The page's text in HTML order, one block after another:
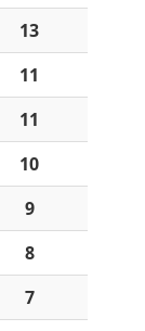
13
11
11
10
9
8
7